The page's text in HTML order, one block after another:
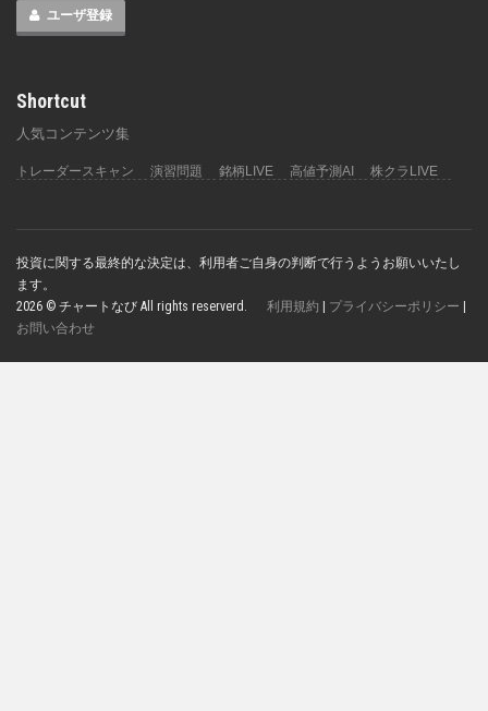
ユーザ登録
Shortcut
人気コンテンツ集
トレーダースキャン 演習問題 銘柄LIVE 高値予測AI 株クラLIVE
投資に関する最終的な決定は、利用者ご自身の判断で行うようお願いいたし
ます。
2026 © チャートなび All rights reserverd. 利用規約 プライバシーポリシー
お問い合わせ